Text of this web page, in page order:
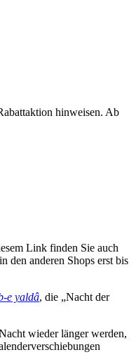
hinweisen. Ab
Link finden Sie auch
den anderen Shops erst bis
e yaldâ, die „Nacht der
wieder länger werden,